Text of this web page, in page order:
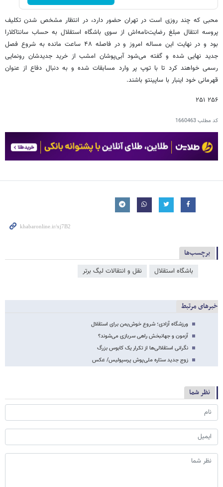
محبی که چند روزی است در تهران حضور دارد، در انتظار مشخص شدن تکلیف
پروسه انتقال مبلغ رضایت‌نامه‌اش از سوی باشگاه استقلال به حساب سانتاکلارا
بود و در نهایت این مساله امروز و در فاصله ۴۸ ساعت مانده به شروع فصل
جدید نهایی شده و گفته می‌شود آبی‌پوشان امشب از خرید جدیدشان رونمایی
رسمی خواهند کرد تا با توپ پر وارد مسابقات شده و به دنبال دفاع از عنوان
قهرمانی خود اینبار با ساپینتو باشند.
۲۵۶ ۲۵۱
کد مطلب1660463
برچسب‌ها
باشگاه استقلال نقل و انتقالات لیگ برتر
خبرهای مرتبط
ورزشگاه آزادی؛ شروع خوش‌یمن برای استقلال
آزمون و جهانبخش راهی سربازی می‌شوند؟
نگرانی استقلالی‌ها از تکرار یک کابوس بزرگ
زوج جدید ستاره ملی‌پوش پرسپولیس/ عکس
نظر شما